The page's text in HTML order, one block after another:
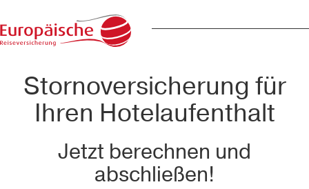
Stornoversicherung für
Ihren Hotelaufenthalt
Jetzt berechnen und
abschließen!